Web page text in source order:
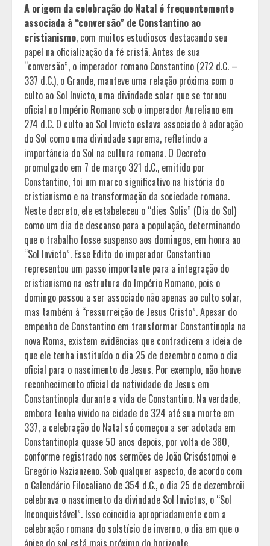
A origem da celebração do Natal é frequentemente
associada à “conversão” de Constantino ao
cristianismo, com muitos estudiosos destacando seu
papel na oficialização da fé cristã. Antes de sua
“conversão”, o imperador romano Constantino (272 d.C. –
337 d.C.), o Grande, manteve uma relação próxima com o
culto ao Sol Invicto, uma divindade solar que se tornou
oficial no Império Romano sob o imperador Aureliano em
274 d.C. O culto ao Sol Invicto estava associado à adoração
do Sol como uma divindade suprema, refletindo a
importância do Sol na cultura romana. O Decreto
promulgado em 7 de março 321 d.C., emitido por
Constantino, foi um marco significativo na história do
cristianismo e na transformação da sociedade romana.
Neste decreto, ele estabeleceu o “dies Solis” (Dia do Sol)
como um dia de descanso para a população, determinando
que o trabalho fosse suspenso aos domingos, em honra ao
“Sol Invicto”. Esse Edito do imperador Constantino
representou um passo importante para a integração do
cristianismo na estrutura do Império Romano, pois o
domingo passou a ser associado não apenas ao culto solar,
mas também à “ressurreição de Jesus Cristo”. Apesar do
empenho de Constantino em transformar Constantinopla na
nova Roma, existem evidências que contradizem a ideia de
que ele tenha instituído o dia 25 de dezembro como o dia
oficial para o nascimento de Jesus. Por exemplo, não houve
reconhecimento oficial da natividade de Jesus em
Constantinopla durante a vida de Constantino. Na verdade,
embora tenha vivido na cidade de 324 até sua morte em
337, a celebração do Natal só começou a ser adotada em
Constantinopla quase 50 anos depois, por volta de 380,
conforme registrado nos sermões de João Crisóstomoi e
Gregório Nazianzeno. Sob qualquer aspecto, de acordo com
o Calendário Filocaliano de 354 d.C., o dia 25 de dezembroii
celebrava o nascimento da divindade Sol Invictus, o “Sol
Inconquistável”. Isso coincidia apropriadamente com a
celebração romana do solstício de inverno, o dia em que o
ápice do sol está mais próximo do horizonte.